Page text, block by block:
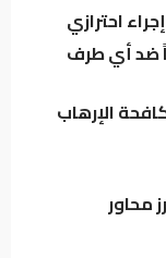
يدير الأزمات..
احترازي
ضد أي طرف
الإرهاب
محاور